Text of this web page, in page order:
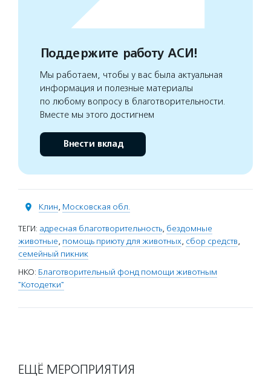
Поддержите работу АСИ!
Мы работаем, чтобы у вас была актуальная
информация и полезные материалы
по любому вопросу в благотворительности.
Вместе мы этого достигнем
Внести вклад
Клин, Московская обл.
ТЕГИ: адресная благотворительность, бездомные
животные, помощь приюту для животных, сбор средств,
семейный пикник
НКО: Благотворительный фонд помощи животным
"Котодетки"
ЕЩЁ МЕРОПРИЯТИЯ